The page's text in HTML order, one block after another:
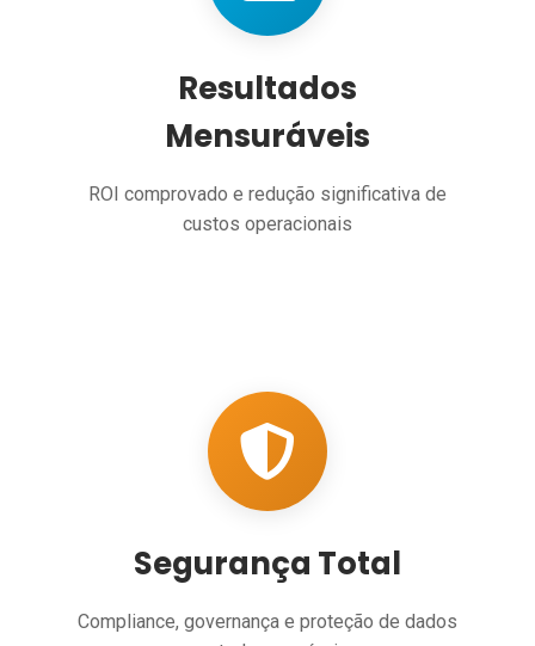
Resultados
Mensuráveis
ROI comprovado e redução significativa de
custos operacionais
Segurança Total
Compliance, governança e proteção de dados